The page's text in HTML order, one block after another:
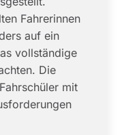
Fahrerinnen
auf ein
vollständige
Die
mit